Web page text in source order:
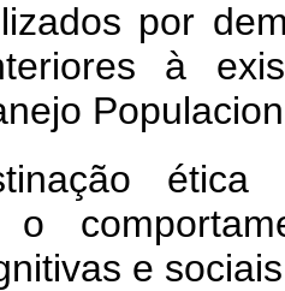
por
à
ética
o
e